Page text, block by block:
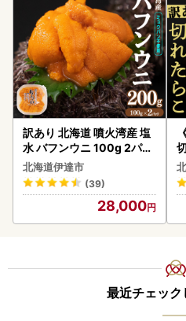
訳あり 北海道 噴火湾産 塩
水 バフンウニ 100g 2パッ
ク 計200g 《アフター保証
付き》うに ウニ 雲丹 海鮮
海の幸 魚介類 ウニ丼 お寿
司 濃厚 無添加 産地直送 お
取り寄せ 山村水産 送料無
北海道伊達市
(39)
28,000
最近チェック